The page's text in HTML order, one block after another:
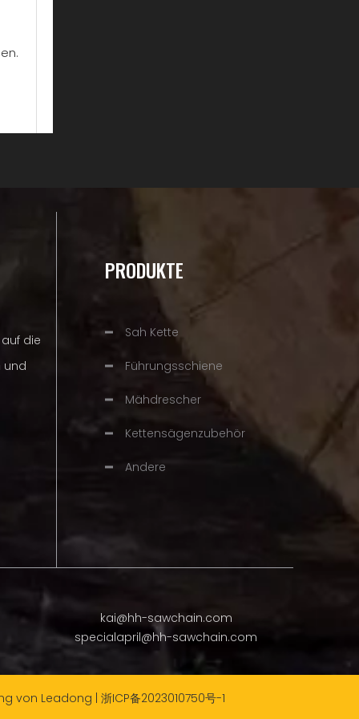
auf die
und
PRODUKTE
Sah Kette
Führungsschiene
Mähdrescher
Kettensägenzubehör
Andere
kai@hh-sawchain.com
specialapril@hh-sawchain.com
von Leadong 浙ICP备2023010750号-1